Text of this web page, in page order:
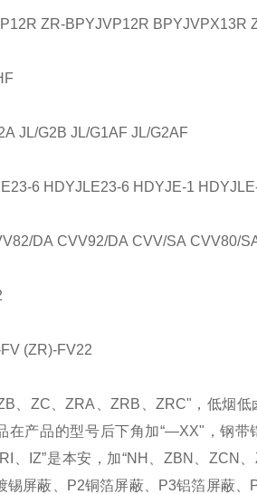
ZR-BPYJVP12R BPYJVPX13R
JL/G2B JL/G1AF JL/G2AF
6 HDYJLE23-6 HDYJE-1
DA CVV92/DA CVV/SA CVV80/
(ZR)-FV22
ZC、ZRA、ZRB、ZRC"，低烟低
产品的型号后下角加“—XX"，钢带
、IZ”是本安，加“NH、ZBN、ZCN
屏蔽、P2铜箔屏蔽、P3铝箔屏蔽